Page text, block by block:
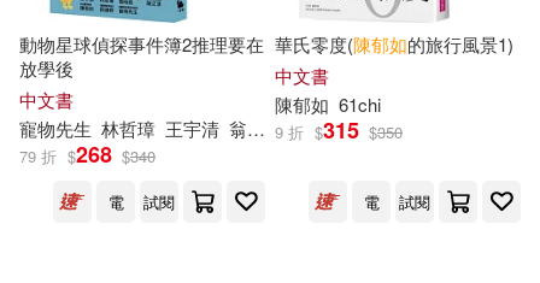
薑雨葳(1)
許宏瑋(1) 許文豪(1)
許楚君(1)
動物星球偵探事件簿2推理要在
放學後
中文書
寵物先生 林哲璋 王宇清 翁裕庭 郭瀞婷 陳又津
79 折 $268 $340
電
試閱
華氏零度(陳郁如的旅行風景1)
中文書
陳郁如 61chi
9 折 $315 $350
電 試閱